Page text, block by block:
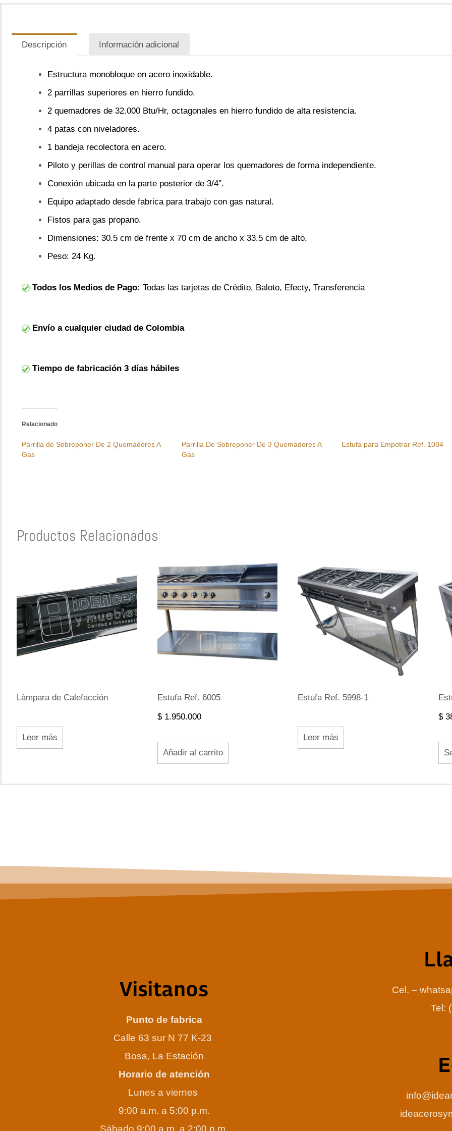
Descripción Información adicional
Estructura monobloque en acero inoxidable.
2 parrillas superiores en hierro fundido.
2 quemadores de 32.000 Btu/Hr, octagonales en hierro fundido de alta resistencia.
4 patas con niveladores.
1 bandeja recolectora en acero.
Piloto y perillas de control manual para operar los quemadores de forma independiente.
Conexión ubicada en la parte posterior de 3/4″.
Equipo adaptado desde fabrica para trabajo con gas natural.
Fistos para gas propano.
Dimensiones: 30.5 cm de frente x 70 cm de ancho x 33.5 cm de alto.
Peso: 24 Kg.
Todos los Medios de Pago: Todas las tarjetas de Crédito, Baloto, Efecty, Transferencia
Envío a cualquier ciudad de Colombia
Tiempo de fabricación 3 días hábiles
Relacionado
Parrilla de Sobreponer De 2 Quemadores A
Gas
Parrilla De Sobreponer De 3 Quemadores A
Gas
Estufa para Empotrar Ref. 1004
Productos Relacionados
Lámpara de Calefacción
Leer más
Estufa Ref. 6005
$1.950.000
Añadir al carrito
Estufa Ref. 5998-1
Leer más
$
Visitanos
Punto de fabrica
Calle 63 sur N 77 K-23
Bosa, La Estación
Horario de atención
Lunes a viernes
9:00 a.m. a 5:00 p.m.
Sábado 9:00 a.m. a 2:00 p.m.
Cel. –
Tel: